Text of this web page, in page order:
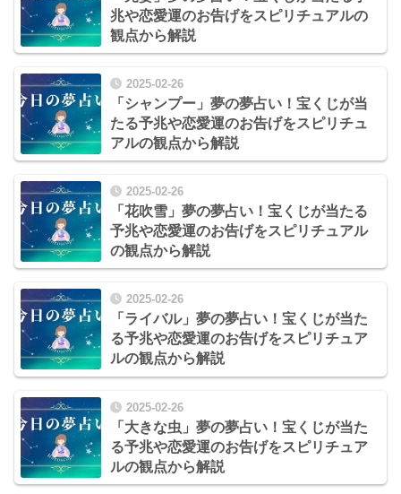
兆や恋愛運のお告げをスピリチュアルの
観点から解説
2025-02-26
「シャンプー」夢の夢占い！宝くじが当
たる予兆や恋愛運のお告げをスピリチュ
アルの観点から解説
2025-02-26
「花吹雪」夢の夢占い！宝くじが当たる
予兆や恋愛運のお告げをスピリチュアル
の観点から解説
2025-02-26
「ライバル」夢の夢占い！宝くじが当た
る予兆や恋愛運のお告げをスピリチュア
ルの観点から解説
2025-02-26
「大きな虫」夢の夢占い！宝くじが当た
る予兆や恋愛運のお告げをスピリチュア
ルの観点から解説